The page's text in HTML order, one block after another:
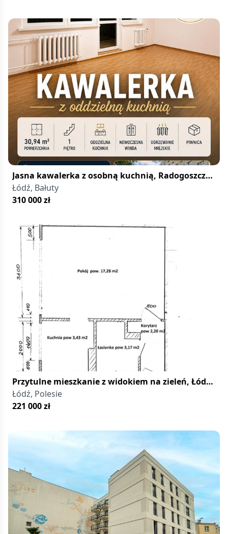
Jasna kawalerka z osobną kuchnią, Radogoszcz
Zachód
Łódź, Bałuty
310 000zł
Przytulne mieszkanie z widokiem na zieleń, Łódź
Polesie
Łódź, Polesie
221 000zł